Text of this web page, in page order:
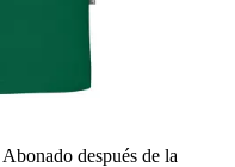
Abonado después de la